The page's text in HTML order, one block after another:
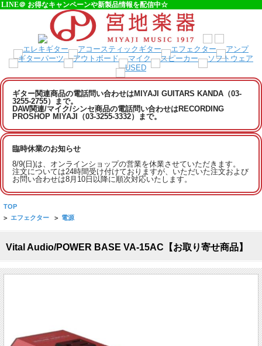
LINE＠ お得なキャンペーンや新製品情報を配信中☆
ギター関連商品の電話問い合わせはMIYAJI GUITARS KANDA（03-
3255-2755）まで。
DAW関連/マイク/シンセ商品の電話問い合わせはRECORDING
PROSHOP MIYAJI（03-3255-3332）まで。
臨時休業のお知らせ
8/9(日)は、オンラインショップの営業を休業させていただきます。
注文については24時間受け付けておりますが、いただいた注文および
お問い合わせは8月10日以降に順次対応いたします。
TOP
> エフェクター > 電源
Vital Audio/POWER BASE VA-15AC【お取り寄せ商品】